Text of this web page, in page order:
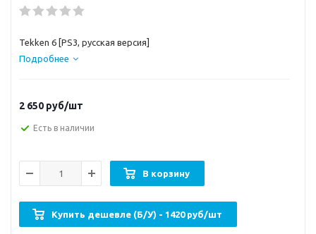
Tekken 6 [PS3, русская версия]
Подробнее
2 650 руб/шт
Есть в наличии
В корзину
Купить дешевле (Б/У) - 1420 руб/шт